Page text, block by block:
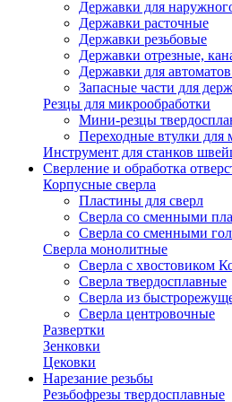
Державки для
Державки расточные
Державки резьбовые
Державки отрезные,
Державки для
Запасные части для
Резцы для микрообработки
Мини-резцы
Переходные втулки для
Инструмент для станков
Сверление и обработка
Корпусные сверла
Пластины для сверл
Сверла со сменными
Сверла со сменными
Сверла монолитные
Сверла с хвостовиком
Сверла твердосплавные
Сверла из
Сверла центровочные
Развертки
Зенковки
Цековки
Нарезание резьбы
Резьбофрезы твердосплавные